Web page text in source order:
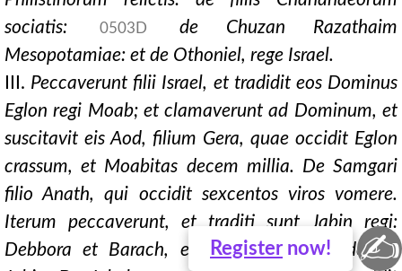
sociatis:
0503D
de Chuzan Razathaim
Mesopotamiae: et de Othoniel, rege Israel.
III. Peccaverunt filii Israel, et tradidit eos Dominus
Eglon regi Moab; et clamaverunt ad Dominum, et
suscitavit eis Aod, filium Gera, quae occidit Eglon
crassum, et Moabitas decem millia. De Samgari
filio Anath, qui occidit sexcentos viros vomere.
Iterum peccaverunt, et traditi sunt Jabin regi:
Debbora et Barach, exercitu ducto, occiderunt
Register now! ✍